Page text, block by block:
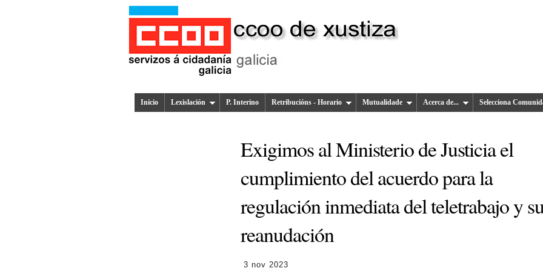
Inicio Lexislación P. Interino Retribucións - Horario Mutualidade Acerca de... Selecciona
Exigimos al Ministerio de Justicia el
cumplimiento del acuerdo para la
regulación inmediata del teletrabajo y
reanudación
3 nov 2023